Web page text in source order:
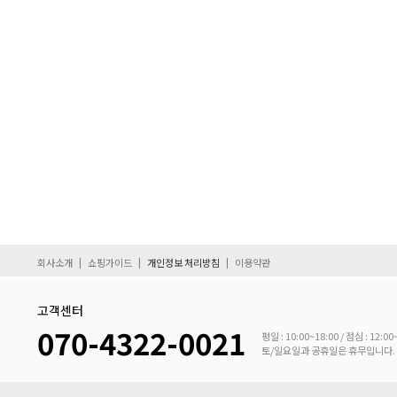
회사소개 | 쇼핑가이드 | 개인정보 처리방침 | 이용약관
고객센터
070-4322-0021
평일 : 10:00~18:00 / 점심 :
토/일요일과 공휴일은 휴무입니다.